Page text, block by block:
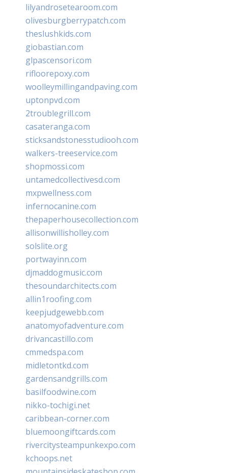
lilyandrosetearoom.com
olivesburgberrypatch.com
theslushkids.com
giobastian.com
glpascensori.com
rifloorepoxy.com
woolleymillingandpaving.com
uptonpvd.com
2troublegrill.com
casateranga.com
sticksandstonesstudiooh.com
walkers-treeservice.com
shopmossi.com
untamedcollectivesd.com
mxpwellness.com
infernocanine.com
thepaperhousecollection.com
allisonwillisholley.com
solslite.org
portwayinn.com
djmaddogmusic.com
thesoundarchitects.com
allin1roofing.com
keepjudgewebb.com
anatomyofadventure.com
drivancastillo.com
cmmedspa.com
midletontkd.com
gardensandgrills.com
basilfoodwine.com
nikko-tochigi.net
caribbean-corner.com
bluemoongiftcards.com
rivercitysteampunkexpo.com
kchoops.net